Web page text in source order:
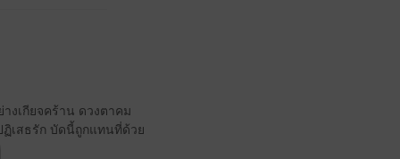
งเกียจคร้าน ดวงตาคม
ฏิเสธรัก บัดนี้ถูกแทนที่ด้วย